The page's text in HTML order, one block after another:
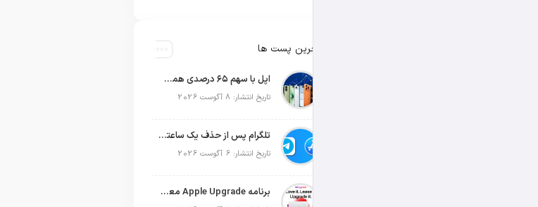
آخرین پست ها
اپل با سهم ۶۵ درصدی همچنان فرمانروای بازار گوشی‌های پریمیوم جهان است
تاریخ انتشار: 8 آگوست 2026
تلگرام پس از حذف یک ساعته به اپ استور بازگشت
تاریخ انتشار: 6 آگوست 2026
برنامه Apple Upgrade معرفی شد؛ شرایط اپل برای اجاره آیفون، آیپد، مک و اپل واچ